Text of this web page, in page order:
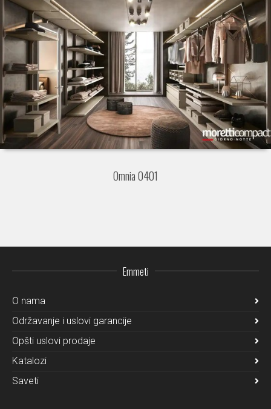
Omnia O401
Emmeti
O nama
Održavanje i uslovi garancije
Opšti uslovi prodaje
Katalozi
Saveti